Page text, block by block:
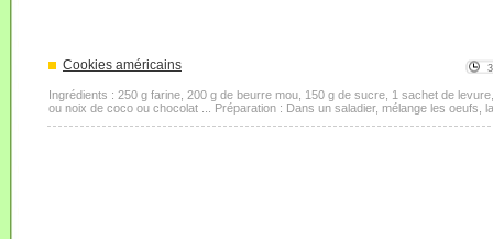
Cookies américains
Ingrédients : 250 g farine, 200 g de beurre mou, 150 g de sucre, 1 sachet de
ou noix de coco ou chocolat ... Préparation : Dans un saladier, mélange les oeufs,